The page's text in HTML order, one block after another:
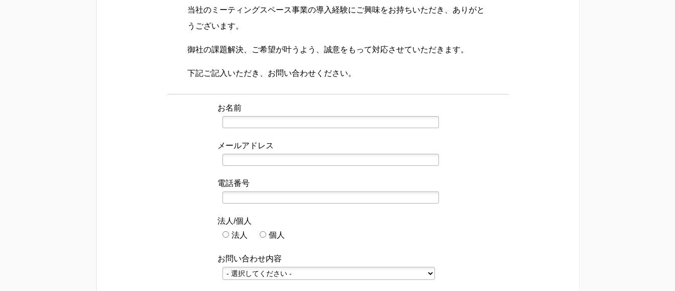
当社のミーティングスペース事業の導入経験にご興味をお持ちいただき、ありがと
うございます。
御社の課題解決、ご希望が叶うよう、誠意をもって対応させていただきます。
下記ご記入いただき、お問い合わせください。
お名前
メールアドレス
電話番号
法人/個人
法人
個人
お問い合わせ内容